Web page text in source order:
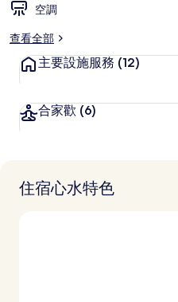
空調
查看全部
主要設施服務 (12)
合家歡 (6)
住宿心水特色